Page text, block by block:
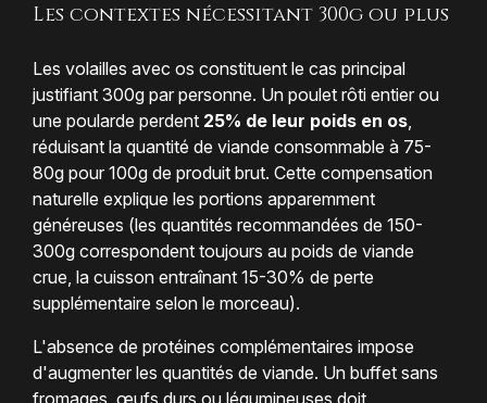
Les contextes nécessitant 300g ou plus
Les volailles avec os constituent le cas principal
justifiant 300g par personne. Un poulet rôti entier ou
une poularde perdent 25% de leur poids en os,
réduisant la quantité de viande consommable à 75-
80g pour 100g de produit brut. Cette compensation
naturelle explique les portions apparemment
généreuses (les quantités recommandées de 150-
300g correspondent toujours au poids de viande
crue, la cuisson entraînant 15-30% de perte
supplémentaire selon le morceau).
L'absence de protéines complémentaires impose
d'augmenter les quantités de viande. Un buffet sans